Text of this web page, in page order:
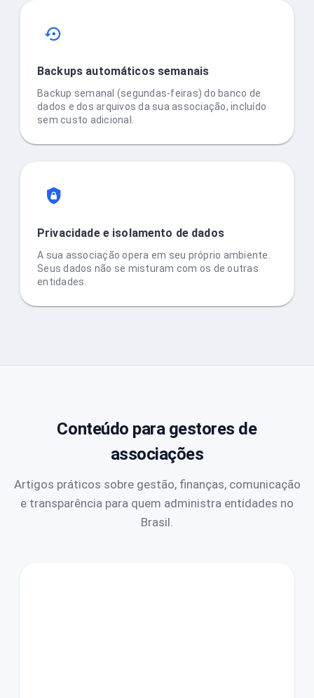
Backups automáticos semanais
Backup semanal (segundas-feiras) do banco de
dados e dos arquivos da sua associação, incluído
sem custo adicional.
Privacidade e isolamento de dados
A sua associação opera em seu próprio ambiente.
Seus dados não se misturam com os de outras
entidades.
Conteúdo para gestores de
associações
Artigos práticos sobre gestão, finanças, comunicação
e transparência para quem administra entidades no
Brasil.